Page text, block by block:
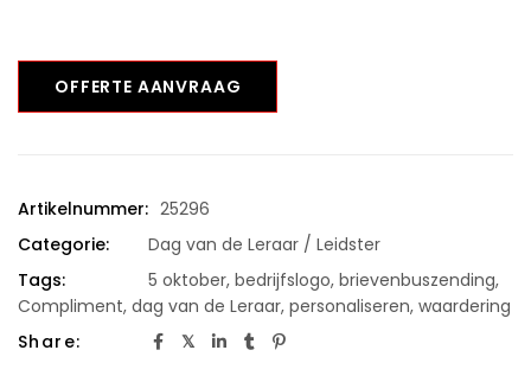
OFFERTE AANVRAAG
Artikelnummer: 25296
Categorie:
Dag van de Leraar / Leidster
Tags:
5 oktober, bedrijfslogo, brievenbuszending,
Compliment, dag van de Leraar, personaliseren, waardering
Share: